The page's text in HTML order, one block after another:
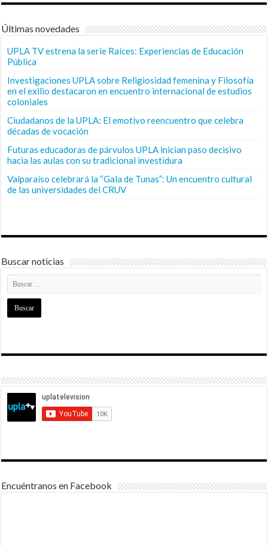
Últimas novedades
UPLA TV estrena la serie Raíces: Experiencias de Educación
Pública
Investigaciones UPLA sobre Religiosidad femenina y Filosofía
en el exilio destacaron en encuentro internacional de estudios
coloniales
Ciudadanos de la UPLA: El emotivo reencuentro que celebra
décadas de vocación
Futuras educadoras de párvulos UPLA inician paso decisivo
hacia las aulas con su tradicional investidura
Valparaíso celebrará la “Gala de Tunas”: Un encuentro cultural
de las universidades del CRUV
Buscar noticias
Encuéntranos en Facebook